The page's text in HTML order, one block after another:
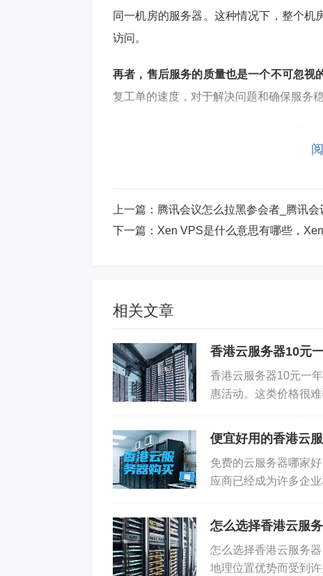
同一机房的服务器。这种情况下，整个机
访问。
再者，售后服务的质量也是一个不可忽视
复工单的速度，对于解决问题和确保服务
储服务、CDN服务、邮件发送服务等。
最后，价格也是一个重要的考量点。我个
格上很难与大型供应商竞争。大型供应商
云服务生态的完善程度以及价格因素。只
标签: 香港云服务器 香港服务器
香港免费云服务器
香港云服务器费用
免责声明：本文内容来自用户上传并发布
相关法律责任。请核实广告和内容真实性
上一篇： 腾讯会议怎么拉黑参会者_腾讯
下一篇： Xen VPS是什么意思有哪些，
相关文章
香港云服务器10元
香港云服务器10元一
惠活动。这类价格很
便宜好用的香港云
免费的云服务器哪家
应商已经成为许多企
怎么选择香港云服
怎么选择香港云服务
地理位置优势而受到